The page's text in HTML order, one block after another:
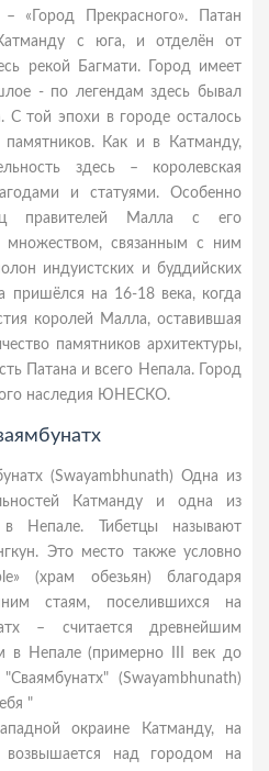
«Город Прекрасного». Патан
с юга, и отделён от
рекой Багмати. Город имеет
- по легендам здесь бывал
той эпохи в городе осталось
памятников. Как и в Катманду,
здесь – королевская
и статуями. Особенно
правителей Малла с его
связанным с ним
индуистских и буддийских
пришёлся на 16-18 века, когда
королей Малла, оставившая
памятников архитектуры,
Патана и всего Непала. Город
наследия ЮНЕСКО.
(Swayambhunath) Одна из
Катманду и одна из
Непале. Тибетцы называют
Это место также условно
(храм обезьян) благодаря
стаям, поселившихся на
– считается древнейшим
в Непале (примерно III век до
(Swayambhunath)
"
окраине Катманду, на
над городом на